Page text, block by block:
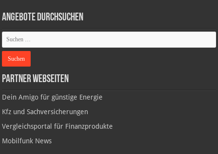
Angebote durchsuchen
Partner Webseiten
Dein Amigo für günstige Energie
Kfz und Sachversicherungen
Vergleichsportal für Finanzprodukte
Mobilfunk News